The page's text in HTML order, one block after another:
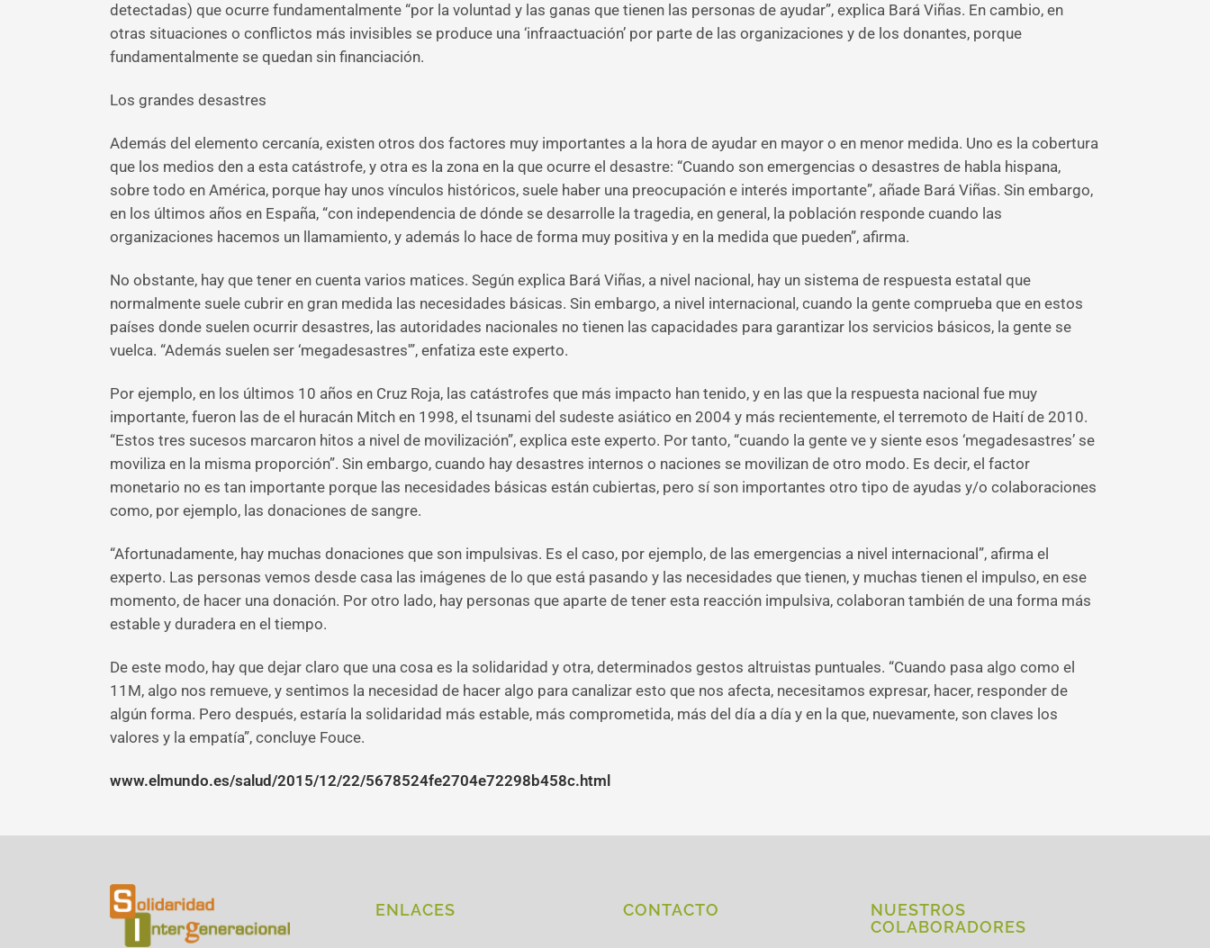
detectadas) que ocurre fundamentalmente “por la voluntad y las ganas que tienen las personas de ayudar”, explica Bará Viñas. En cambio, en
otras situaciones o conflictos más invisibles se produce una ‘infraactuación’ por parte de las organizaciones y de los donantes, porque
fundamentalmente se quedan sin financiación.
Los grandes desastres
Además del elemento cercanía, existen otros dos factores muy importantes a la hora de ayudar en mayor o en menor medida. Uno es la cobertura
que los medios den a esta catástrofe, y otra es la zona en la que ocurre el desastre: “Cuando son emergencias o desastres de habla hispana,
sobre todo en América, porque hay unos vínculos históricos, suele haber una preocupación e interés importante”, añade Bará Viñas. Sin embargo,
en los últimos años en España, “con independencia de dónde se desarrolle la tragedia, en general, la población responde cuando las
organizaciones hacemos un llamamiento, y además lo hace de forma muy positiva y en la medida que pueden”, afirma.
No obstante, hay que tener en cuenta varios matices. Según explica Bará Viñas, a nivel nacional, hay un sistema de respuesta estatal que
normalmente suele cubrir en gran medida las necesidades básicas. Sin embargo, a nivel internacional, cuando la gente comprueba que en estos
países donde suelen ocurrir desastres, las autoridades nacionales no tienen las capacidades para garantizar los servicios básicos, la gente se
vuelca. “Además suelen ser ‘megadesastres'”, enfatiza este experto.
Por ejemplo, en los últimos 10 años en Cruz Roja, las catástrofes que más impacto han tenido, y en las que la respuesta nacional fue muy
importante, fueron las de el huracán Mitch en 1998, el tsunami del sudeste asiático en 2004 y más recientemente, el terremoto de Haití de 2010.
“Estos tres sucesos marcaron hitos a nivel de movilización”, explica este experto. Por tanto, “cuando la gente ve y siente esos ‘megadesastres’ se
moviliza en la misma proporción”. Sin embargo, cuando hay desastres internos o naciones se movilizan de otro modo. Es decir, el factor
monetario no es tan importante porque las necesidades básicas están cubiertas, pero sí son importantes otro tipo de ayudas y/o colaboraciones
como, por ejemplo, las donaciones de sangre.
“Afortunadamente, hay muchas donaciones que son impulsivas. Es el caso, por ejemplo, de las emergencias a nivel internacional”, afirma el
experto. Las personas vemos desde casa las imágenes de lo que está pasando y las necesidades que tienen, y muchas tienen el impulso, en ese
momento, de hacer una donación. Por otro lado, hay personas que aparte de tener esta reacción impulsiva, colaboran también de una forma más
estable y duradera en el tiempo.
De este modo, hay que dejar claro que una cosa es la solidaridad y otra, determinados gestos altruistas puntuales. “Cuando pasa algo como el
11M, algo nos remueve, y sentimos la necesidad de hacer algo para canalizar esto que nos afecta, necesitamos expresar, hacer, responder de
algún forma. Pero después, estaría la solidaridad más estable, más comprometida, más del día a día y en la que, nuevamente, son claves los
valores y la empatía”, concluye Fouce.
www.elmundo.es/salud/2015/12/22/5678524fe2704e72298b458c.html
ENLACES CONTACTO
NUESTROS
COLABORADORES